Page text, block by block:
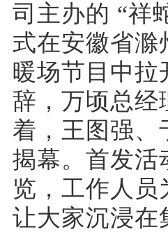
司主办的 “祥
式在安徽省滁
暖场节目中
辞，万顷总经
着，王图强、
揭幕。首发活
览，工作人
让大家沉浸在